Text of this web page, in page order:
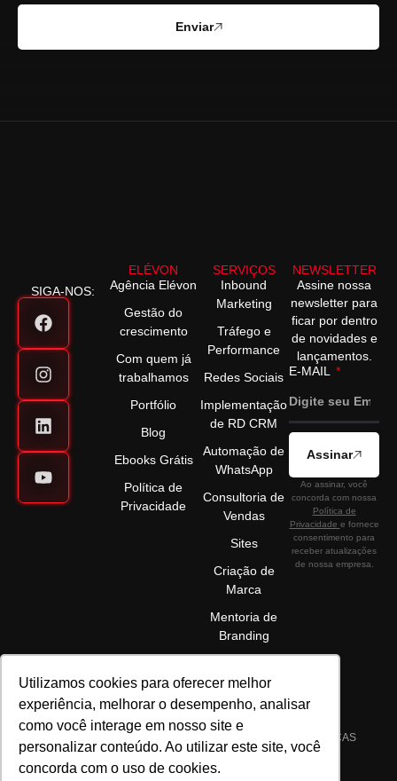
Utilizamos cookies para oferecer melhor
experiência, melhorar o desempenho, analisar
como você interage em nosso site e
personalizar conteúdo. Ao utilizar este site, você
concorda com o uso de cookies.
Enviar
SIGA-NOS:
ELÉVON
Agência Elévon
Gestão do
crescimento
Com quem já
trabalhamos
Portfólio
Blog
Ebooks Grátis
Política de
Privacidade
SERVIÇOS
Inbound
Marketing
Tráfego e
Performance
Redes Sociais
Implementação
de RD CRM
Automação de
WhatsApp
Consultoria de
Vendas
Sites
Criação de
Marca
Mentoria de
Branding
NEWSLETTER
Assine nossa
newsletter para
ficar por dentro
de novidades e
lançamentos.
E-MAIL
Assinar
Ao assinar, você
concorda com nossa
Política de
Privacidade e fornece
consentimento para
receber atualizações
de nossa empresa.
©2025 ELÉVON - MARKETING DIGITAL E GESTÃO DE MARCAS